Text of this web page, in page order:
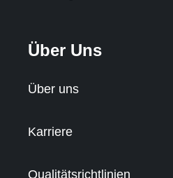
Über Uns
Über uns
Karriere
Qualitätsrichtlinien